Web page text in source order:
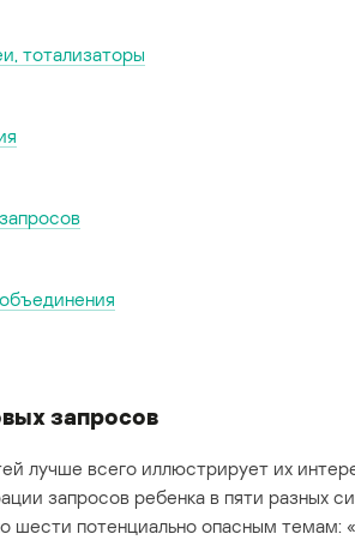
тотализаторы
запросов
лучше всего иллюстрирует их
запросов ребенка в пяти разных
шести потенциально опасным темам: